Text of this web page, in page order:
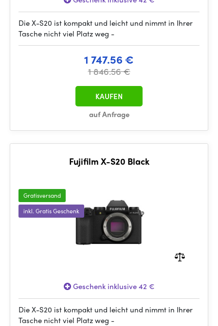
Die X-S20 ist kompakt und leicht und nimmt in Ihrer
Tasche nicht viel Platz weg -
1 747.56 €
1 846.56 €
auf Anfrage
KAUFEN
Fujifilm X-S20 Black
Gratisversand
inkl. Gratis Geschenk
Geschenk inklusive 42 €
Die X-S20 ist kompakt und leicht und nimmt in Ihrer
Tasche nicht viel Platz weg -